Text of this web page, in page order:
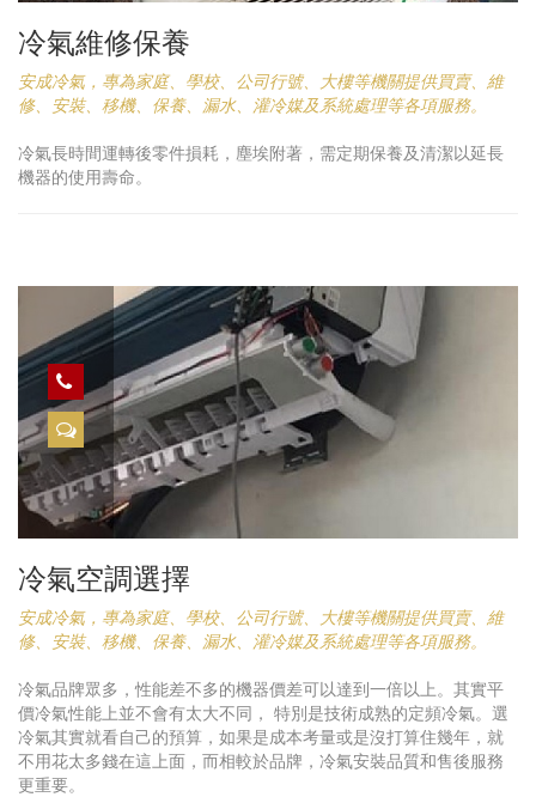
冷氣維修保養
安成冷氣，專為家庭、學校、公司行號、大樓等機關提供買賣、維
修、安裝、移機、保養、漏水、灌冷媒及系統處理等各項服務。
冷氣長時間運轉後零件損耗，塵埃附著，需定期保養及清潔以延長
機器的使用壽命。
冷氣空調選擇
安成冷氣，專為家庭、學校、公司行號、大樓等機關提供買賣、維
修、安裝、移機、保養、漏水、灌冷媒及系統處理等各項服務。
冷氣品牌眾多，性能差不多的機器價差可以達到一倍以上。其實平
價冷氣性能上並不會有太大不同， 特別是技術成熟的定頻冷氣。選
冷氣其實就看自己的預算，如果是成本考量或是沒打算住幾年，就
不用花太多錢在這上面，而相較於品牌，冷氣安裝品質和售後服務
更重要。